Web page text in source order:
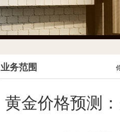
业务范围
黄金价格预测